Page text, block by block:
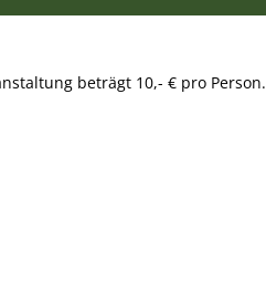
beträgt 10,- € pro Person.